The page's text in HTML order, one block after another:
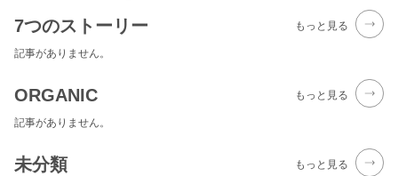
7つのストーリー もっと見る
記事がありません。
ORGANIC もっと見る
記事がありません。
未分類 もっと見る